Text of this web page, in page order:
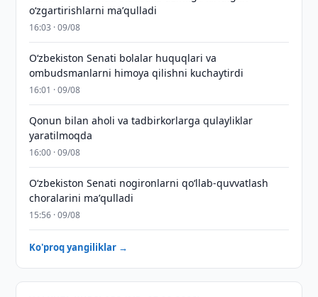
oʻzgartirishlarni maʼqulladi
16:03 · 09/08
Oʻzbekiston Senati bolalar huquqlari va
ombudsmanlarni himoya qilishni kuchaytirdi
16:01 · 09/08
Qonun bilan aholi va tadbirkorlarga qulayliklar
yaratilmoqda
16:00 · 09/08
Oʻzbekiston Senati nogironlarni qoʻllab-quvvatlash
choralarini maʼqulladi
15:56 · 09/08
Ko'proq yangiliklar →